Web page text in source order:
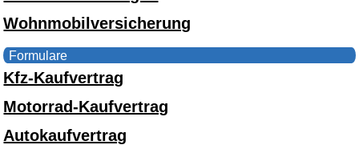
Wohnmobilversicherung
Formulare
Kfz-Kaufvertrag
Motorrad-Kaufvertrag
Autokaufvertrag